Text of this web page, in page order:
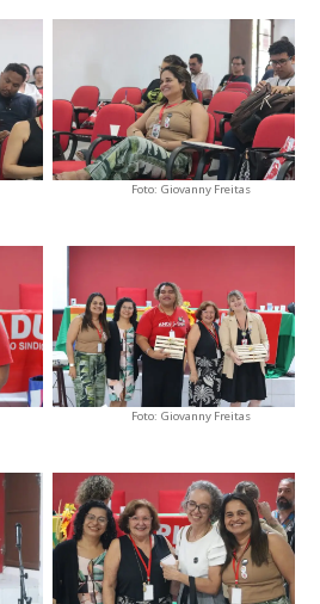
Foto: Giovanny Freitas
Foto: Giovanny Freitas